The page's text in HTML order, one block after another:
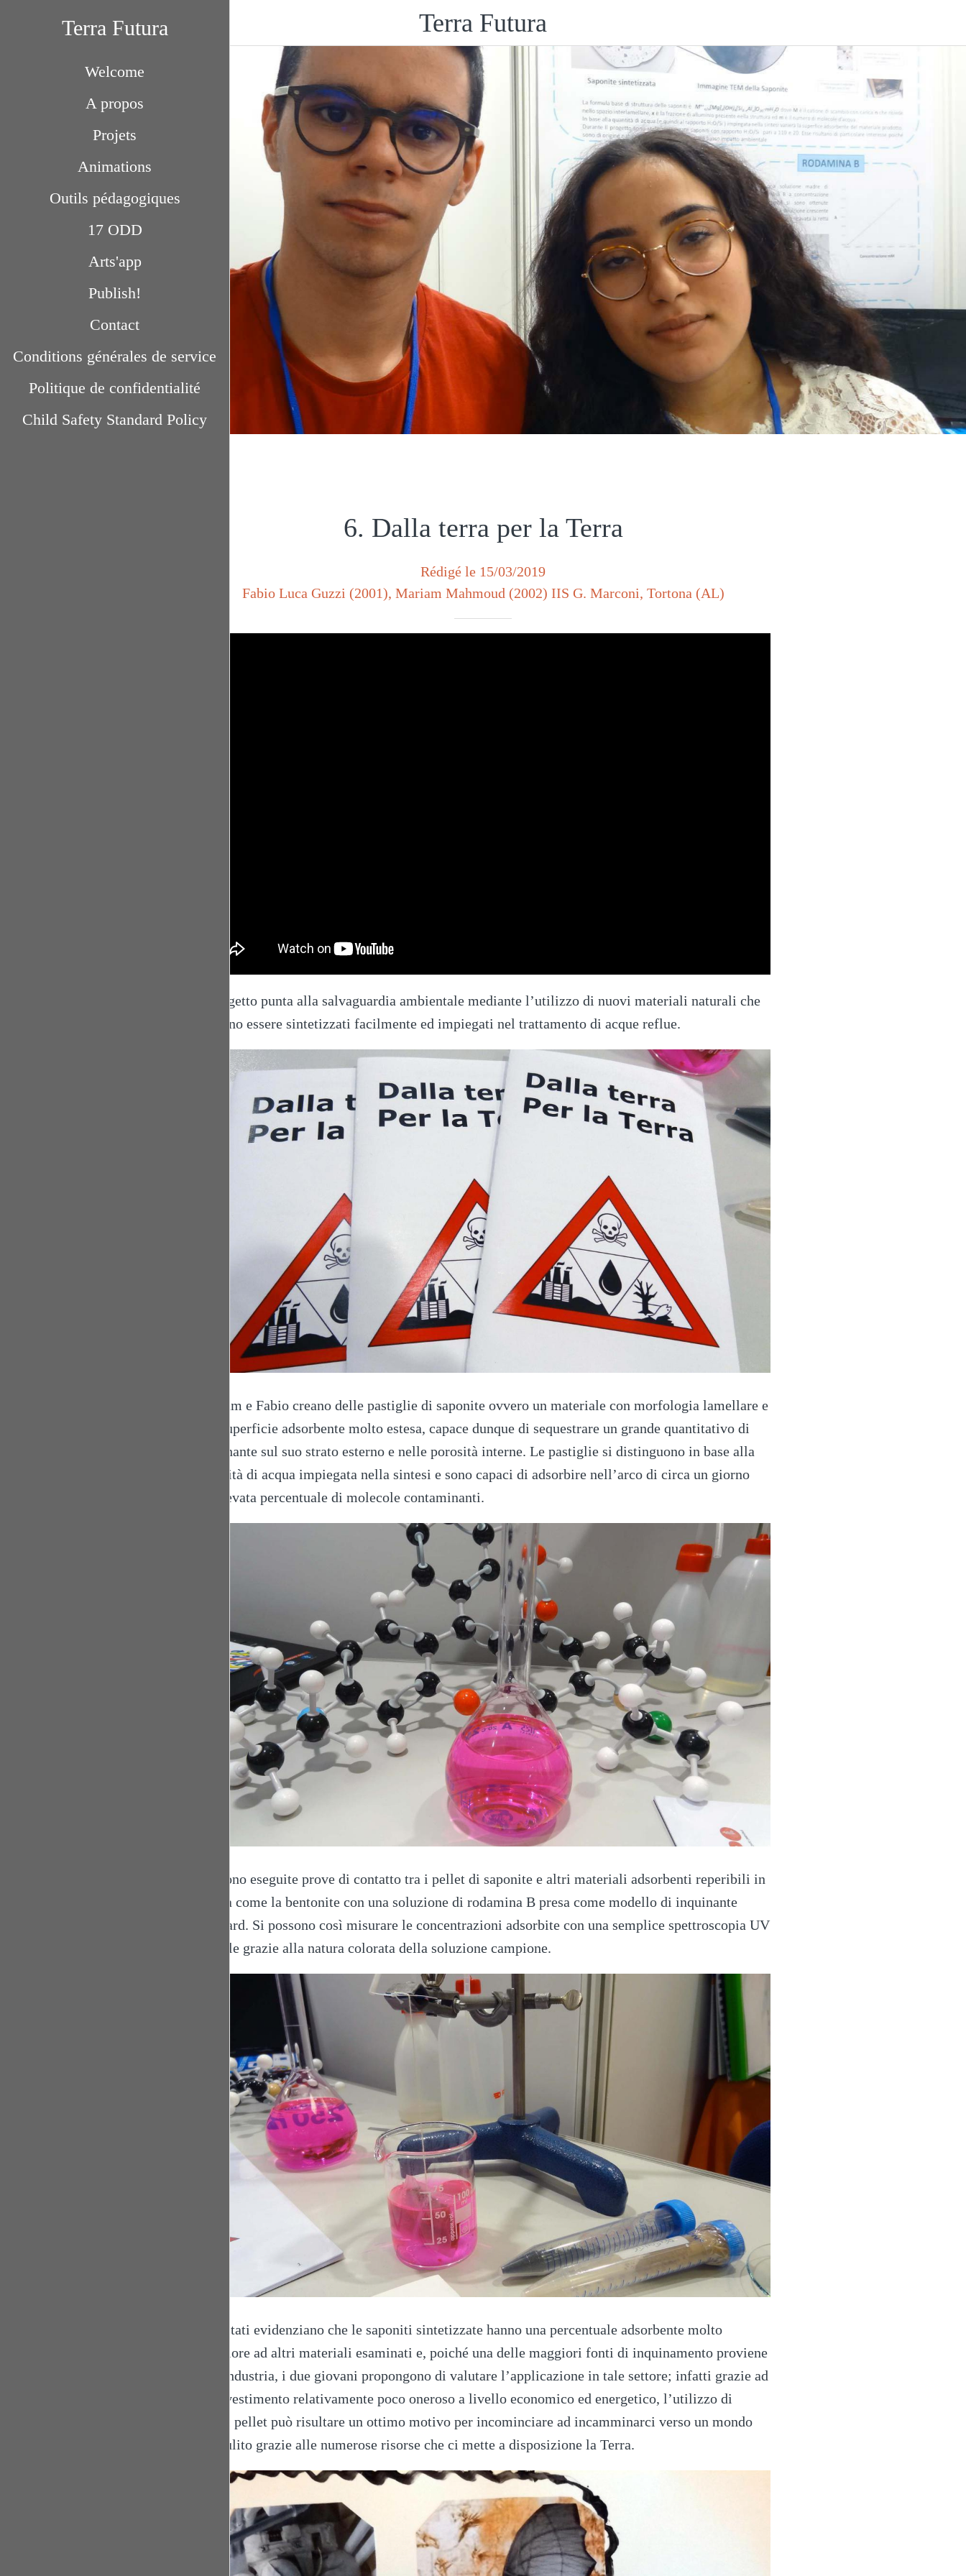
Terra Futura
Welcome
A propos
Projets
Animations
Outils pédagogiques
17 ODD
Arts'app
Publish!
Contact
Conditions générales de service
Politique de confidentialité
Child Safety Standard Policy
Terra Futura
6. Dalla terra per la Terra
Rédigé le 15/03/2019
Fabio Luca Guzzi (2001), Mariam Mahmoud (2002) IIS G. Marconi, Tortona (AL)
Il progetto punta alla salvaguardia ambientale mediante l’utilizzo di nuovi materiali naturali che
possono essere sintetizzati facilmente ed impiegati nel trattamento di acque reflue.
Mariam e Fabio creano delle pastiglie di saponite ovvero un materiale con morfologia lamellare e
una superficie adsorbente molto estesa, capace dunque di sequestrare un grande quantitativo di
inquinante sul suo strato esterno e nelle porosità interne. Le pastiglie si distinguono in base alla
quantità di acqua impiegata nella sintesi e sono capaci di adsorbire nell’arco di circa un giorno
un’elevata percentuale di molecole contaminanti.
Vengono eseguite prove di contatto tra i pellet di saponite e altri materiali adsorbenti reperibili in
natura come la bentonite con una soluzione di rodamina B presa come modello di inquinante
standard. Si possono così misurare le concentrazioni adsorbite con una semplice spettroscopia UV
visibile grazie alla natura colorata della soluzione campione.
I risultati evidenziano che le saponiti sintetizzate hanno una percentuale adsorbente molto
superiore ad altri materiali esaminati e, poiché una delle maggiori fonti di inquinamento proviene
dall’industria, i due giovani propongono di valutare l’applicazione in tale settore; infatti grazie ad
un investimento relativamente poco oneroso a livello economico ed energetico, l’utilizzo di
questi pellet può risultare un ottimo motivo per incominciare ad incamminarci verso un mondo
più pulito grazie alle numerose risorse che ci mette a disposizione la Terra.